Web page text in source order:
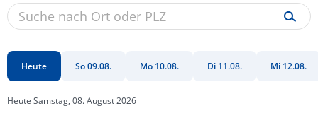
Heute So 09.08. Mo 10.08. Di 11.08. Mi 12.08.
Heute Samstag, 08. August 2026